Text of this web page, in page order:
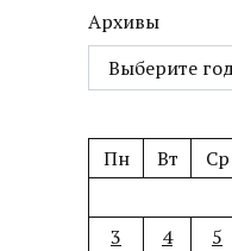
Архивы
Пн Вт Ср
3
4 5